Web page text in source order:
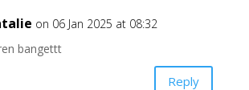
on 06 Jan 2025 at 08:32
bangettt
Reply